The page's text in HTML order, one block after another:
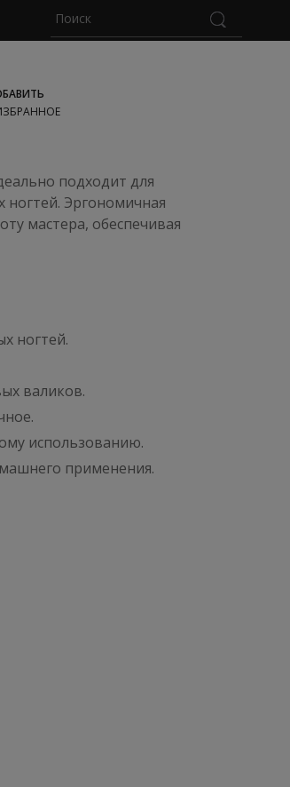
подходит для
Эргономичная
мастера, обеспечивая
ногтей.
валиков.
использованию.
применения.